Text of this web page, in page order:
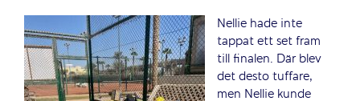
Nellie hade inte
tappat ett set fram
till finalen. Där blev
det desto tuffare,
men Nellie kunde